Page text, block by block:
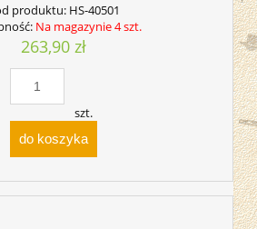
produktu: HS-40501
Na magazynie 4 szt.
263,90 zł
szt.
do koszyka